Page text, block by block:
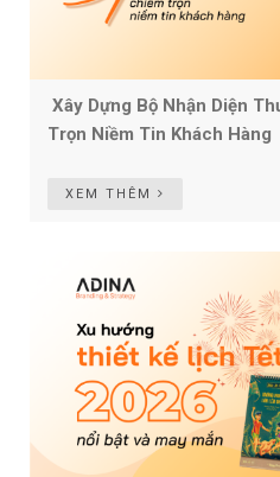
Xây Dựng Bộ Nhận Diện
Trọn Niềm Tin Khách Hàng
XEM THÊM